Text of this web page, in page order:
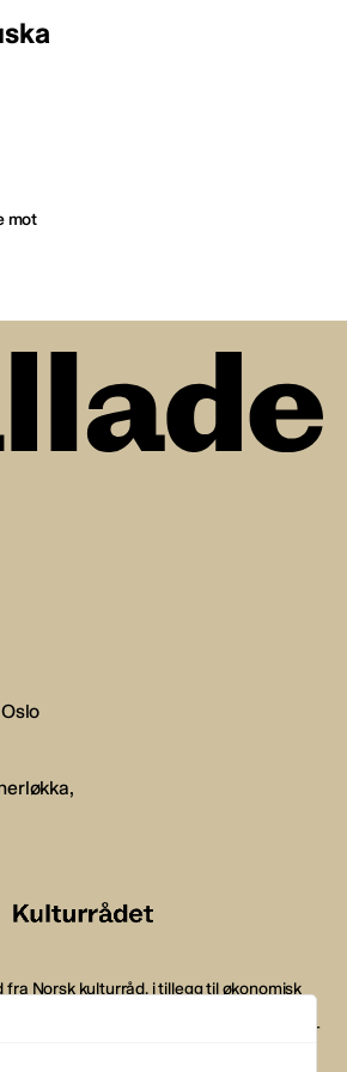
mot
Norsk kulturråd, i tillegg til økonomisk
Norsk komponistforening og
drives etter Redaktør- og Vær Varsom-